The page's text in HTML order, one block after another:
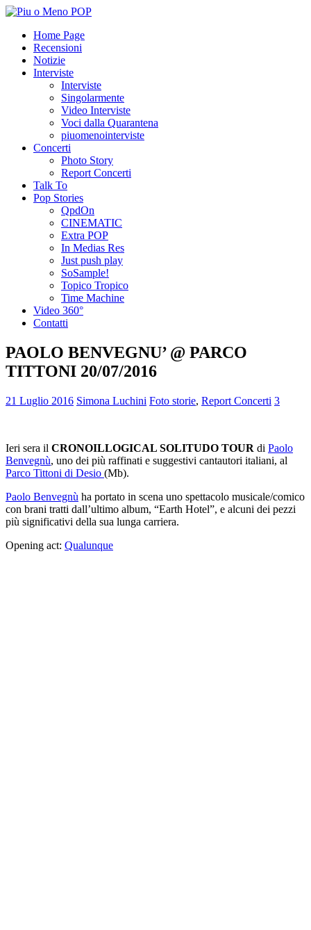
Home Page
Recensioni
Notizie
Interviste
Interviste
Singolarmente
Video Interviste
Voci dalla Quarantena
piuomenointerviste
Concerti
Photo Story
Report Concerti
Talk To
Pop Stories
QpdOn
CINEMATIC
Extra POP
In Medias Res
Just push play
SoSample!
Topico Tropico
Time Machine
Video 360°
Contatti
PAOLO BENVEGNU’ @ PARCO
TITTONI 20/07/2016
21 Luglio 2016 Simona Luchini Foto storie, Report Concerti 3
Ieri sera il CRONOILLOGICAL SOLITUDO TOUR di Paolo
Benvegnù, uno dei più raffinati e suggestivi cantautori italiani, al
Parco Tittoni di Desio (Mb).
Paolo Benvegnù ha portato in scena uno spettacolo musicale/comico
con brani tratti dall’ultimo album, “Earth Hotel”, e alcuni dei pezzi
più significativi della sua lunga carriera.
Opening act: Qualunque